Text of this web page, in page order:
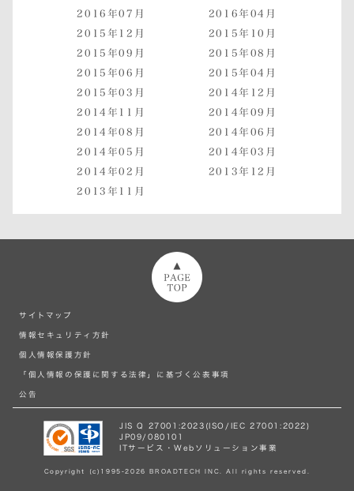
2016年07月
2016年04月
2015年12月
2015年10月
2015年09月
2015年08月
2015年06月
2015年04月
2015年03月
2014年12月
2014年11月
2014年09月
2014年08月
2014年06月
2014年05月
2014年03月
2014年02月
2013年12月
2013年11月
サイトマップ
情報セキュリティ方針
個人情報保護方針
「個人情報の保護に関する法律」に基づく公表事項
公告
JIS Q 27001:2023(ISO/IEC 27001:2022)
JP09/080101
ITサービス・Webソリューション事業
Copyright (c)1995-2026 BROADTECH INC. All rights reserved.